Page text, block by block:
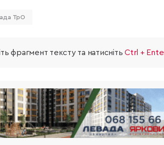
ТрО
фрагмент тексту та натиснітьCtrl +